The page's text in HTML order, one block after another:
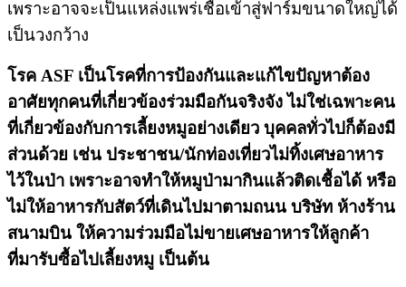
เพราะอาจจะเป็นแหล่งแพร่เชื้อเข้าสู่ฟาร์มขนาดใหญ่ได้
เป็นวงกว้าง​
โรค ASF เป็นโรคที่การป้องกันและแก้ไขปัญหาต้อง
อาศัยทุกคนที่เกี่ยวข้องร่วมมือกันจริงจัง​ ไม่ใช่เฉพาะคน
ที่เกี่ยวข้องกับการเลี้ยงหมูอย่างเดียว บุคคลทั่วไปก็ต้องมี
ส่วนด้วย​ เช่น ประชาชน/นักท่องเที่ยวไม่ทิ้งเศษอาหาร
ไว้ในป่า​ เพราะอาจทำให้หมูป่ามากินแล้วติดเชื้อได้ หรือ
ไม่ให้อาหารกับสัตว์ที่เดินไปมาตามถนน​ บริษัท​ ห้างร้าน​
สนามบิน ให้ความร่วมมือไม่ขายเศษอาหารให้ลูกค้า
ที่มารับซื้อไปเลี้ยงหมู​ เป็นต้น